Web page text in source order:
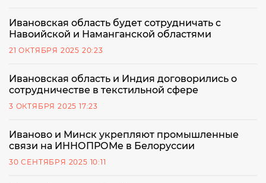
Ивановская область будет сотрудничать с
Навоийской и Наманганской областями
21 ОКТЯБРЯ 2025 20:23
Ивановская область и Индия договорились о
сотрудничестве в текстильной сфере
3 ОКТЯБРЯ 2025 17:23
Иваново и Минск укрепляют промышленные
связи на ИННОПРОМе в Белоруссии
30 СЕНТЯБРЯ 2025 10:11